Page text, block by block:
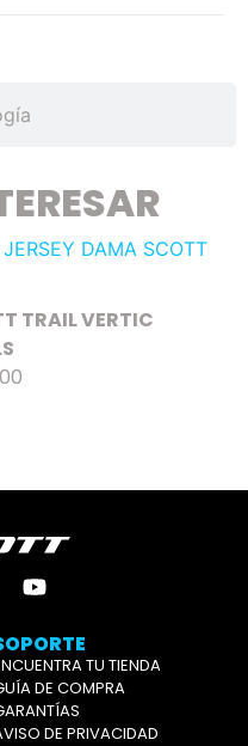
TRAIL VERTIC
TU TIENDA
DE COMPRA
DE PRIVACIDAD